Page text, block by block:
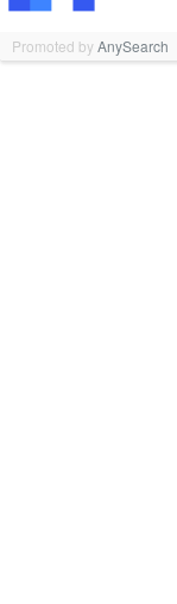
Promoted byAnySearch